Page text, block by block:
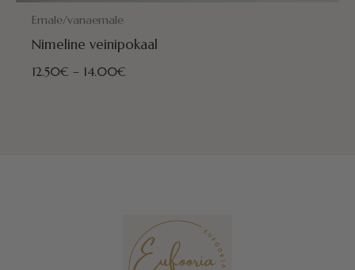
POSTITAMISEKS VALMIS HOMME!
Emale/vanaemale
Nimeline veinipokaal
12.50€ – 14.00€